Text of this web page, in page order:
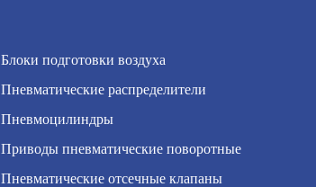
Блоки подготовки воздуха
Пневматические распределители
Пневмоцилиндры
Приводы пневматические поворотные
Пневматические отсечные клапаны